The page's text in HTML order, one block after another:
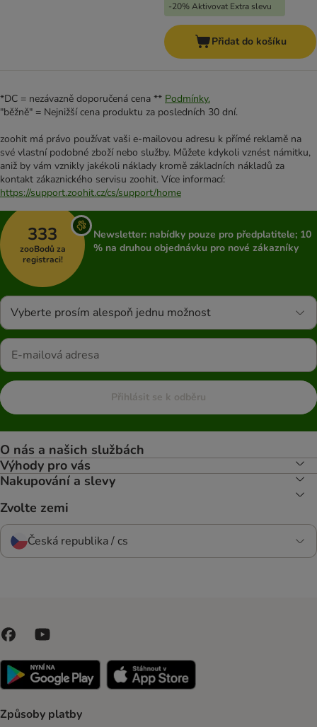
-20% Aktivovat Extra slevu
Přidat do košíku
*DC = nezávazně doporučená cena ** Podmínky.
"běžně" = Nejnižší cena produktu za posledních 30 dní.
zoohit má právo používat vaši e-mailovou adresu k přímé reklamě na
své vlastní podobné zboží nebo služby. Můžete kdykoli vznést námitku,
aniž by vám vznikly jakékoli náklady kromě základních nákladů za
kontakt zákaznického servisu zoohit. Více informací:
https://support.zoohit.cz/cs/support/home
333
zooBodů za
registraci!
Newsletter: nabídky pouze pro předplatitele; 10
% na druhou objednávku pro nové zákazníky
Vyberte prosím alespoň jednu možnost
Přihlásit se k odběru
O nás a našich službách
Výhody pro vás
Nakupování a slevy
Zvolte zemi
Česká republika / cs
Způsoby platby